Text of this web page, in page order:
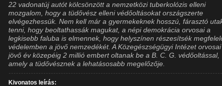
22 vadonatúj autót kölcsönzött a nemzetközi tuberkolózis elleni
mozgalom, hogy a tüdővész elleni védőoltásokat országszerte
elvégezhessük. Nem kell már a gyermekeknek hosszú, fárasztó
tenni, hogy beoltathassák magukat, a népi demokrácia orvosai a
legkisebb faluba is elmennek, hogy helyszínen részesítsék
védelemben a jövő nemzedékét. A Közegészségügyi Intézet
jövő év közepéig 2 millió embert oltanak be a B. C. G. védőoltással,
amely a tüdővésznek a lehatásosabb megelőzője.
Kivonatos leírás: